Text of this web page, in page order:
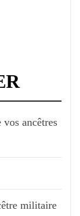
ancêtres
militaire